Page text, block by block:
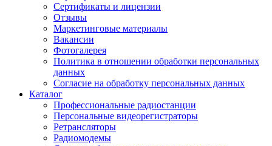
Сертификаты и лицензии
Отзывы
Маркетинговые материалы
Вакансии
Фотогалерея
Политика в отношении обработки персональных
данных
Согласие на обработку персональных данных
Каталог
Профессиональные радиостанции
Персональные видеорегистраторы
Ретрансляторы
Радиомодемы